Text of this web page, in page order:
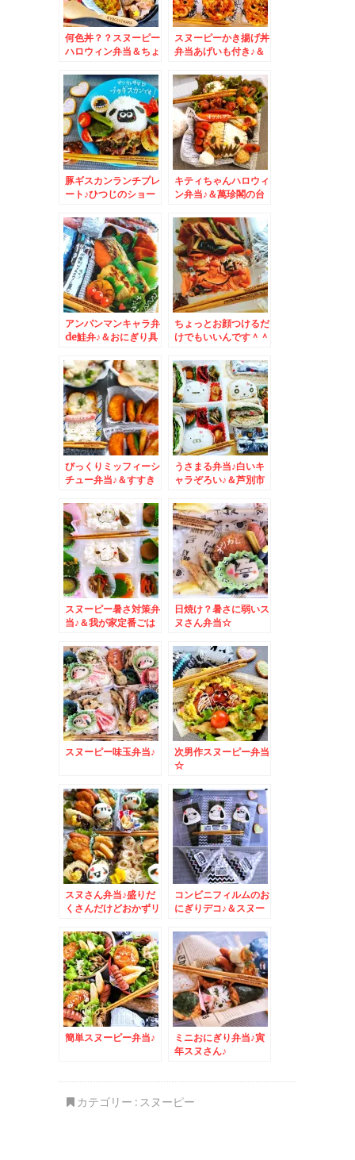
何色丼？？スヌーピー
ハロウィン弁当＆ちょ
タン♪グラタンの具材
の激オススメ見つけ
た！！！！！！
スヌーピーかき揚げ丼
弁当あげいも付き♪＆
ぎりめし」でにぎりめ
しとお惣菜をいただく
♪(*´艸`*)
豚ギスカンランチプレ
ート♪ひつじのショー
グルメ☆
キティちゃんハロウィ
ン弁当♪＆萬珍閣の台
ドアップしてる～
♪！！！！
アンパンマンキャラ弁
de鮭弁♪＆おにぎり具
ちょっとお顔つけるだ
けでもいいんです＾＾
「立ち食いそば 豆
福」さんのカレーも絶
品です。ちなみに座れ
ます＾＾
びっくりミッフィーシ
チュー弁当♪＆すすき
商 古典家」さんの日
替わりランチが絶品～
＾＾♪
うさまる弁当♪白いキ
ャラぞろい♪＆芦別市
さんのクロワッサンが
絶品！！
スヌーピー暑さ対策弁
当♪＆我が家定番ごは
け♪
日焼け？暑さに弱いス
ヌさん弁当☆
スヌーピー味玉弁当♪
次男作スヌーピー弁当
☆
スヌさん弁当♪盛りだ
くさんだけどおかずリ
＾＾♪
コンビニフィルムのお
にぎりデコ♪＆スヌー
簡単スヌーピー弁当♪
ミニおにぎり弁当♪寅
年スヌさん♪
カテゴリー : スヌーピー